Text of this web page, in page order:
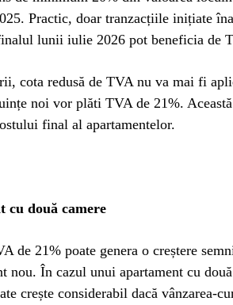
Practic, doar tranzacțiile inițiate
lunii iulie 2026 pot beneficia de
cota redusă de TVA nu va mai fi
noi vor plăti TVA de 21%.
final al apartamentelor.
cu două camere
de 21% poate genera o creștere
nou. În cazul unui apartament cu două
crește considerabil dacă vânzarea-